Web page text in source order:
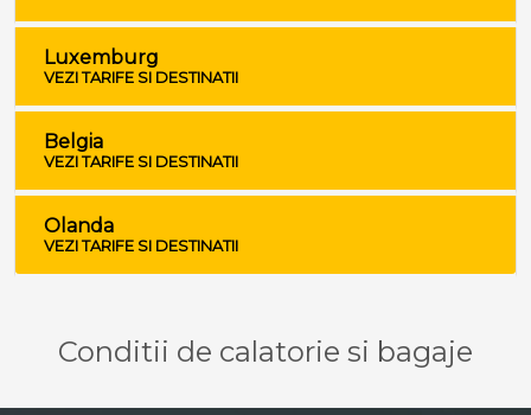
Luxemburg
VEZI TARIFE SI DESTINATII
Belgia
VEZI TARIFE SI DESTINATII
Olanda
VEZI TARIFE SI DESTINATII
Conditii de calatorie si bagaje